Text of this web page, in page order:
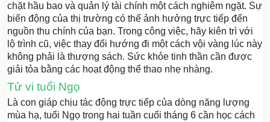
chặt hầu bao và quản lý tài chính một cách nghiêm ngặt. Sự
biến động của thị trường có thể ảnh hưởng trực tiếp đến
nguồn thu chính của bạn. Trong công việc, hãy kiên trì với
lộ trình cũ, việc thay đổi hướng đi một cách vội vàng lúc này
không phải là thượng sách. Sức khỏe tinh thần cần được
giải tỏa bằng các hoạt động thể thao nhẹ nhàng.
Tử vi tuổi Ngọ
Là con giáp chịu tác động trực tiếp của dòng năng lượng
mùa hạ, tuổi Ngọ trong hai tuần cuối tháng 6 cần học cách